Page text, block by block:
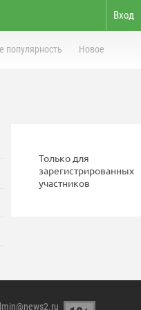
Вход
Новое
Только для
зарегистрированных
участников